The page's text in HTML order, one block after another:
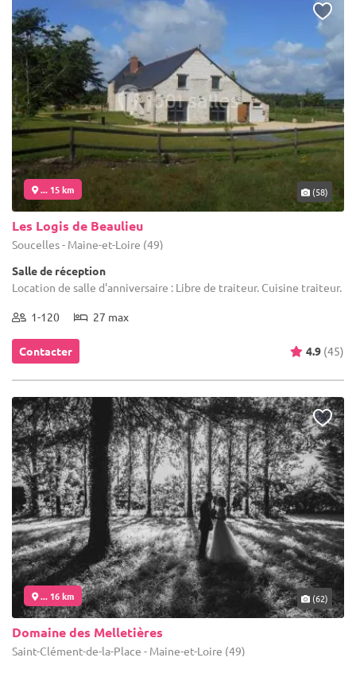
... 15 km (58)
Les Logis de Beaulieu
Soucelles - Maine-et-Loire (49)
Salle de réception
Location de salle d'anniversaire : Libre de traiteur. Cuisine traiteur.
1-120 27 max
Contacter 4.9 (45)
... 16 km (62)
Domaine des Melletières
Saint-Clément-de-la-Place - Maine-et-Loire (49)